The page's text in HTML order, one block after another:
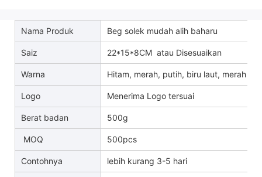
Nama Produk Beg solek mudah alih baharu
Saiz 22*15*8CM atau Disesuaikan
Warna Hitam, merah, putih, biru laut, merah
Logo Menerima Logo tersuai
Berat badan 500g
MOQ 500pcs
Contohnya lebih kurang 3-5 hari